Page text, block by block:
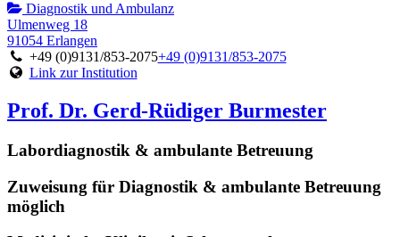
Diagnostik und Ambulanz
Ulmenweg 18
91054 Erlangen
+49 (0)9131/853-2075+49 (0)9131/853-2075
Link zur Institution
Prof. Dr. Gerd-Rüdiger Burmester
Labordiagnostik & ambulante Betreuung
Zuweisung für Diagnostik & ambulante Betreuung
möglich